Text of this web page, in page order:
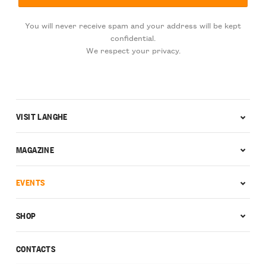
You will never receive spam and your address will be kept
confidential.
We respect your privacy.
CONTACTS
VISIT LANGHE
MAGAZINE
EVENTS
SHOP